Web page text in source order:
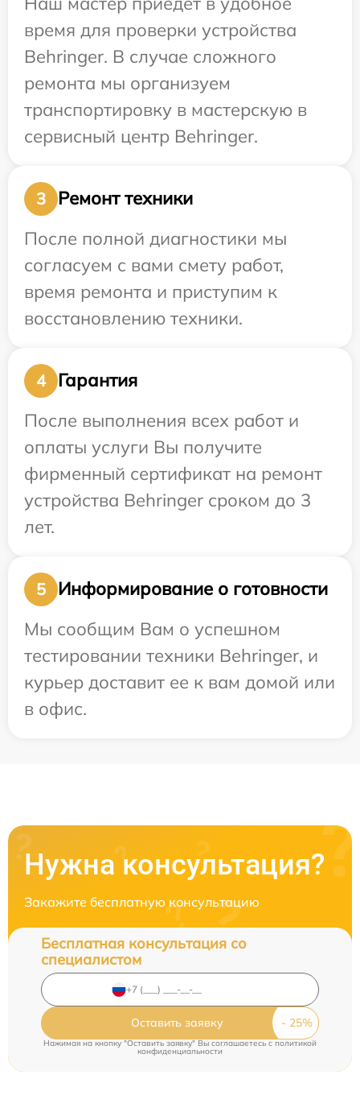
время для проверки устройства
Behringer. В случае сложного
ремонта мы организуем
транспортировку в мастерскую в
сервисный центр Behringer.
3
Ремонт техники
После полной диагностики мы
согласуем с вами смету работ,
время ремонта и приступим к
восстановлению техники.
4
Гарантия
После выполнения всех работ и
оплаты услуги Вы получите
фирменный сертификат на ремонт
устройства Behringer сроком до 3
лет.
5
Информирование о готовности
Мы сообщим Вам о успешном
тестировании техники Behringer, и
курьер доставит ее к вам домой или
в офис.
Нужна консультация?
Закажите бесплатную консультацию
Бесплатная консультация со
специалистом
Оставить заявку
Нажимая на кнопку "Оставить заявку" Вы соглашаетесь cполитикой
конфиденциальности